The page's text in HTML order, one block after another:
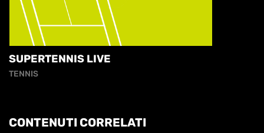
SUPERTENNIS LIVE
TENNIS
CONTENUTI CORRELATI